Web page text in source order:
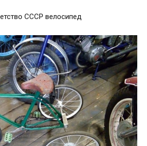
СССР велосипед